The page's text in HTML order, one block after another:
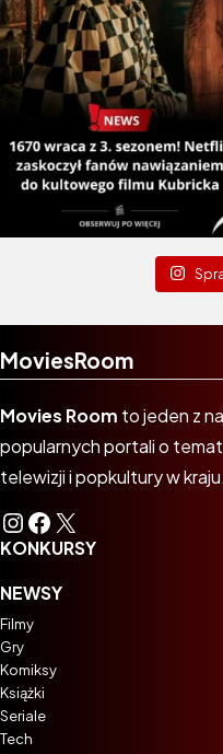
MoviesRoom
Movies Room to jeden z
popularnych portali o
telewizji i popkultury w kraju.
Instagram
Facebook
X
KONKURSY
NEWSY
Filmy
Gry
Komiksy
Książki
Seriale
Tech